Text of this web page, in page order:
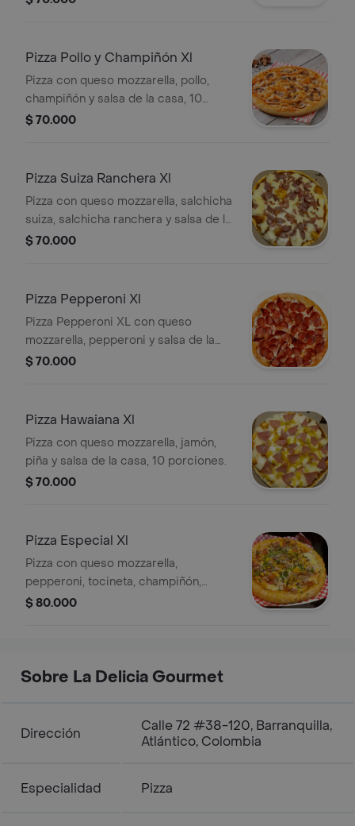
Pizza Pollo y Champiñón Xl
Pizza con queso mozzarella, pollo,
champiñón y salsa de la casa, 10
porciones.
$ 70.000
Pizza Suiza Ranchera Xl
Pizza con queso mozzarella, salchicha
suiza, salchicha ranchera y salsa de la
casa. Tamaño XL, 10 porciones.
$ 70.000
Pizza Pepperoni Xl
Pizza Pepperoni XL con queso
mozzarella, pepperoni y salsa de la
casa. Rinde 10 porciones.
$ 70.000
Pizza Hawaiana Xl
Pizza con queso mozzarella, jamón,
piña y salsa de la casa, 10 porciones.
$ 70.000
Pizza Especial Xl
Pizza con queso mozzarella,
pepperoni, tocineta, champiñón,
espinaca, queso parmesano y salsa
$ 80.000
Sobre La Delicia Gourmet
Dirección
Calle 72 #38-120, Barranquilla,
Atlántico, Colombia
Especialidad Pizza